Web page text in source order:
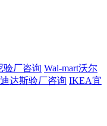
验厂咨询 Wal-mart沃尔
达斯验厂咨询 IKEA宜